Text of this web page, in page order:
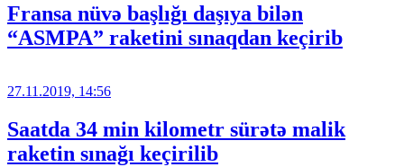
Fransa nüvə başlığı daşıya bilən
“ASMPA” raketini sınaqdan keçirib
27.11.2019, 14:56
Saatda 34 min kilometr sürətə malik
raketin sınağı keçirilib